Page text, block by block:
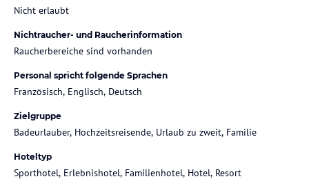
Nicht erlaubt
Nichtraucher- und Raucherinformation
Raucherbereiche sind vorhanden
Personal spricht folgende Sprachen
Französisch, Englisch, Deutsch
Zielgruppe
Badeurlauber, Hochzeitsreisende, Urlaub zu zweit, Familie
Hoteltyp
Sporthotel, Erlebnishotel, Familienhotel, Hotel, Resort